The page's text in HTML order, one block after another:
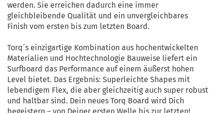
werden. Sie erreichen dadurch eine immer
gleichbleibende Qualität und ein unvergleichbares
Finish vom ersten bis zum letzten Board.
Torq´s einzigartige Kombination aus hochentwickelten
Materialien und Hochtechnologie Bauweise liefert ein
Surfboard das Performance auf einem äußerst hohen
Level bietet. Das Ergebnis: Superleichte Shapes mit
lebendigem Flex, die aber gleichzeitig auch super robust
und haltbar sind. Dein neues Torq Board wird Dich